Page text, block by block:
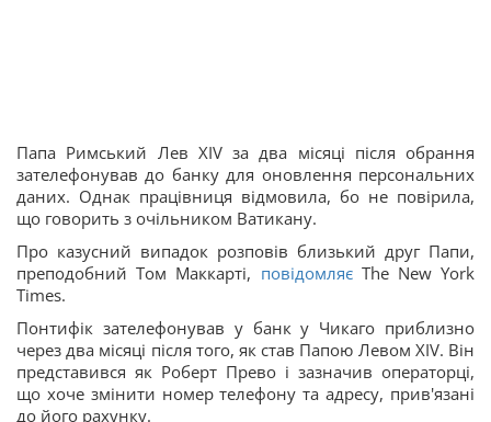
Папа Римський Лев XIV за два місяці після обрання
зателефонував до банку для оновлення персональних
даних. Однак працівниця відмовила, бо не повірила,
що говорить з очільником Ватикану.
Про казусний випадок розповів близький друг Папи,
преподобний Том Маккарті, повідомляєThe New York
Times.
Понтифік зателефонував у банк у Чикаго приблизно
через два місяці після того, як став Папою Левом XIV. Він
представився як Роберт Прево і зазначив операторці,
що хоче змінити номер телефону та адресу, прив'язані
до його рахунку.